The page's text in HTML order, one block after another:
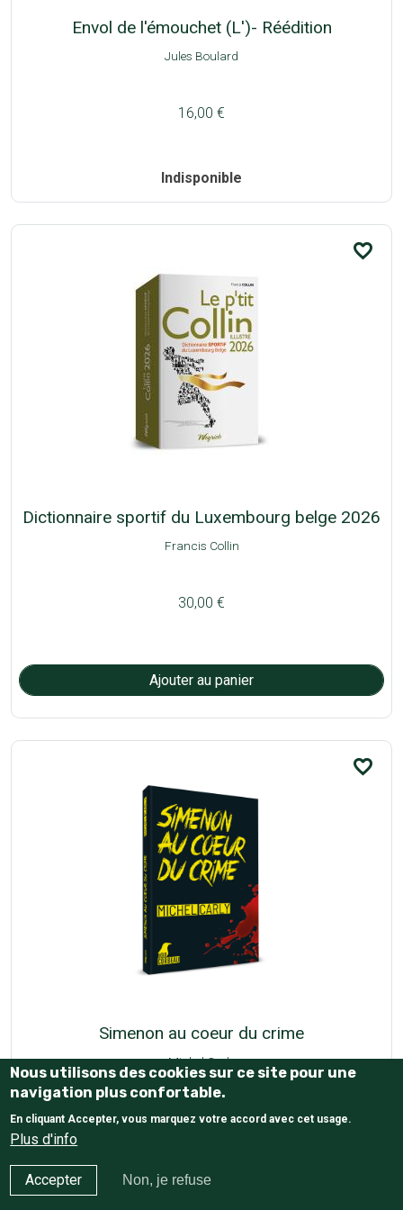
Envol de l'émouchet (L')- Réédition
Jules Boulard
16,00 €
Indisponible
favorite_border
Dictionnaire sportif du Luxembourg belge 2026
Francis Collin
30,00 €
favorite_border
Simenon au coeur du crime
Michel Carly
20,00 €
Nous utilisons des cookies sur ce site pour une
navigation plus confortable.
En cliquant Accepter, vous marquez votre accord avec cet usage.
Plus d'info
Accepter Non, je refuse